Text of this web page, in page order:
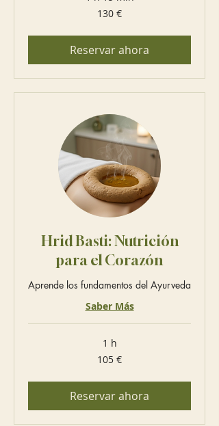
130 €
Reservar ahora
Hrid Basti: Nutrición
para el Corazón
Aprende los fundamentos del Ayurveda
Saber Más
1 h
105 €
Reservar ahora